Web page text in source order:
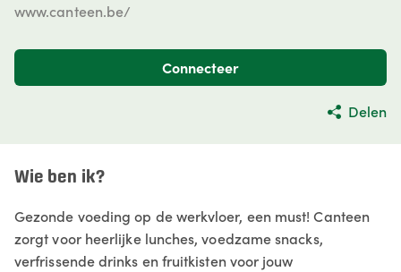
www.canteen.be/
Connecteer
Delen
Wie ben ik?
Gezonde voeding op de werkvloer, een must! Canteen
zorgt voor heerlijke lunches, voedzame snacks,
verfrissende drinks en fruitkisten voor jouw